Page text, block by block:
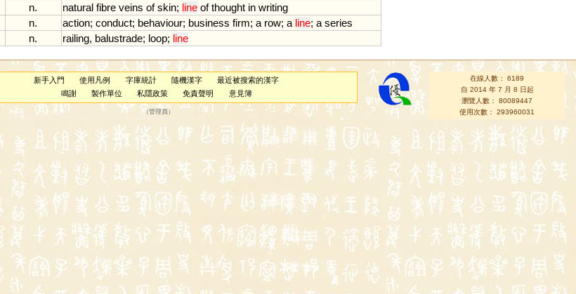
n. natural fibre veins of skin; line of thought in writing
n. action; conduct; behaviour; business firm; a row; a line; a series
n. railing, balustrade; loop; line
新手入門 使用凡例 字庫統計 隨機漢字
最近被搜索的漢字
鳴謝
製作單位 私隱政策 免責聲明 意見簿
（管理員 ）
在線人數： 6189
自 2014 年 7 月 8 日起
瀏覽人數： 80089447
使用次數： 293960031